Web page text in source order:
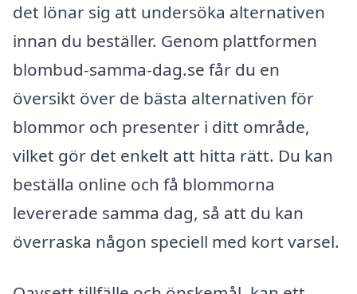
det lönar sig att undersöka alternativen
innan du beställer. Genom plattformen
blombud-samma-dag.se får du en
översikt över de bästa alternativen för
blommor och presenter i ditt område,
vilket gör det enkelt att hitta rätt. Du kan
beställa online och få blommorna
levererade samma dag, så att du kan
överraska någon speciell med kort varsel.